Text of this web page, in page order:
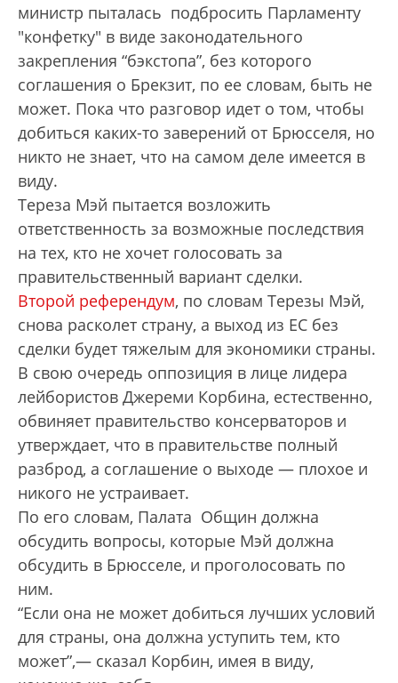
министр пыталась подбросить Парламенту
"конфетку" в виде законодательного
закрепления “бэкстопа”, без которого
соглашения о Брекзит, по ее словам, быть не
может. Пока что разговор идет о том, чтобы
добиться каких-то заверений от Брюсселя, но
никто не знает, что на самом деле имеется в
виду.
Тереза Мэй пытается возложить
ответственность за возможные последствия
на тех, кто не хочет голосовать за
правительственный вариант сделки.
Второй референдум, по словам Терезы Мэй,
снова расколет страну, а выход из ЕС без
сделки будет тяжелым для экономики страны.
В свою очередь оппозиция в лице лидера
лейбористов Джереми Корбина, естественно,
обвиняет правительство консерваторов и
утверждает, что в правительстве полный
разброд, а соглашение о выходе — плохое и
никого не устраивает.
По его словам, Палата Общин должна
обсудить вопросы, которые Мэй должна
обсудить в Брюсселе, и проголосовать по
ним.
“Если она не может добиться лучших условий
для страны, она должна уступить тем, кто
может”,— сказал Корбин, имея в виду,